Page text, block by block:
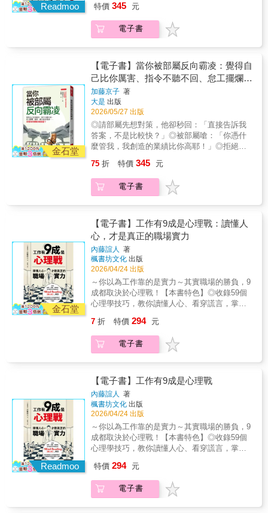
判、日常生活的溝通腳本，帶你從「憑著直覺
聽」升級為「有意識解讀」對方的訊號，幫助
你跨圈破局，放大人生格局。‧6大AI賦能：善用
通，到動態話題。讓科技去處理繁瑣數據，而
你只需專注在人與人之間的深刻共鳴。全書從
「訊息交換、個人價值、終身成長」三大層
面，逐步拆解經營高價值人脈的底層邏輯，帶
領你聽懂貴人的信任訊號、構建無可替代的自
我價值；並結合AI賦能升級人際互動，幫助你
從泛泛之交，到打造互利共享的高價值人脈
網。誰適合讀這本書？• 內向者：想認識人卻始
終卡在客套寒暄裡，運用「訊息三層法」打入
核心圈。• 業務人：通訊錄裡上千人卻不知找誰
者：擔心過度連結會造成冒犯？善用「對等連
結」技術，建立緊密合作。★各界有力推薦★
我親身經驗印證了本書最核心的精神：「連結
認識更多人，而是成就更多人。更重要的是，
人脈經營既非天賦亦不是等待貴人提攜，而是
一門可以依循本書的理論與實戰引導，學習並
提升個人競爭力的方法學。── 尤子彥 / 大店長
創辦人本書不單只是講觀念與心法，還加入實
戰導引的練習，我覺得非常接地氣，讓讀者可
以試著寫下心中的看法，這是有用的練習。多
認識有價值的人，不僅可以豐富我們的人生，
完成不可能的任務。── 吳家德 / NU PASTA &
薦：尤子彥｜大店長讀書會創辦人 /
Podcast《大店長晨會》主持人吳家德｜NU
PASTA & 天利食堂總經理 / 職場勵志暢銷作家
范永銀｜頂尖企業銷售培訓教練 / MEDDIC銷
售顧問解世博｜超業講師 / 銷售專家 /
Podcast《銷幫》幫主
史，破解一般人對內向者的既定印象與框架。
擊」別讓迷思成為綑綁你的框架迷思1：內向者
保守膽小→內向者並非不敢冒險，對於自己認
同的事物，會用相對低調的方式展現十足的勇
氣。迷思2：內向者不擅長團隊合作→內向者擅
長傾聽別人的意見、不喜歡鋒芒外露、注重和
諧，通常是團隊合作中的好咖。迷思3：人人都
該跨出舒適圈→與其逼迫自己嘗試或挑戰每件
事，按照自己的步調，穩健但紮實地擴大守備
區對內向者更有效。不好意思開口、無法用力
行銷自己時，你可以這樣做！TIPS 1：克服新
職場、新文化的壓力，先從交一個朋友開始。
TIPS 2：按照預備好的內容逐項討論，有助於
分配自己的能量，或利用隨身小物，創造「受
保護」的感覺。TIPS 4：學習優雅地自賣自
誇，像是加些自我調侃，讓聽者愉悅地接受。
TIPS 5：開會時先練習說出想法，再要求言之
內作者撰寫、討論內向工作者的書籍▲收錄簡
易版MBTI 職業性向測驗、提出職場各狀況的應
對之道▲跨文化、跨領域職場經驗談，破解六
大內向者迷思▲脫下迎合社會期望的包袱，發
揮特質，你也能夠成為職場佼佼者
Readmoo
絡，連指示也不理。◎明明是指導與指正，對
方卻指控：「都是因為你，害我去看身心
科！」如果以上狀況讓你點頭不斷，小心！你
80年傳統的出版單位──日本能率協會管理中心
出版。作者加藤京子在人才培育與組織管理領
域，有超過20年的經驗；至今已輔導2萬名主管
培育部屬，現為研修講師與人才評鑑首席顧
問。根據政府調查：在日本，「遭受部屬反向
霸凌」的主管近年增加了三倍，但有六成男性
主管、四成以上女性主管選擇不吭聲。為什
麼？因為多數反向霸凌狀況，難以認定事實，
而且一旦向公司反應，很容易被視為無能、不
中用、不會帶人的管理者。本書就是專為那些
緒自己吞、爛事自己扛的主管所寫。霸凌，不
一定是上對下，當主管遇到反向霸凌，如何反
擊、保存證據？◎對方情緒大爆走，怎麼回
跟你辯到「贏」，非要證明自己是對的、有理
的。有人自認名校出身非常優秀，把建議當多
餘。還有心理操控型、群體施壓型、缺乏自覺
型、被害妄想型，面對這些怪物部屬，該怎麼
對付？‧別再說：「算了，忍耐一下就好了。」
你講A，他卻一直想講B？對方情緒激動、越講
越偏時，你得拉回：「你說得有道理，然而這
部分還有一些細節須進一步釐清。」說話開頭
對立。◎當部屬無法依指令做事‧當部屬回你：
先自己思考！」部屬只會覺得你故意整他。先
給提示：「你先試這部分，不清楚的地方，我
們再一起研究。」別馬上給答案，學電玩公司
怎麼設計打遊戲，讓部屬「越做越想贏」。‧面
對資深部屬的霸凌不必以主管之姿壓住對方，
而是向他尋求幫忙──先抬舉他一下、再詢問：
「對年輕同事，你會怎麼建議？」最後請他出
手（別只動嘴），當他開始出力，自然願意配
合。‧能力比自己優秀的人，怎麼帶？部屬嗆：
「我的業績比你高吧？」、「你連怎麼用AI都
不知道？」不須急著證明自己比較厲害，而是
把位置說清楚：「主管（我）是依公司方針進
行指導與決策，不是憑我個人能力高低。」當
反向霸凌的情況已嚴重到自己無法應對，先保
留紀錄與證據，讓第三方知道「事實」。那
麼，該記什麼、怎麼記，才對自己最有利？你
特價 345 元
電子書
金石堂
【電子書】當你被部屬反向霸凌：覺得自
己比你厲害、指令不聽不回、怠工擺爛、
愛辯、網上匿名毀謗⋯⋯主管如何應對與
領導？
加藤京子 著
大是 出版
2026/05/27 出版
◎請部屬先想對策，他卻秒回：「直接告訴我
答案，不是比較快？」◎被部屬嗆：「你憑什
麼管我，我創造的業績比你高耶！」◎拒絕部
絡，連指示也不理。◎明明是指導與指正，對
方卻指控：「都是因為你，害我去看身心
科！」如果以上狀況讓你點頭不斷，小心！你
80年傳統的出版單位──日本能率協會管理中心
出版。作者加藤京子在人才培育與組織管理領
域，有超過20年的經驗；至今已輔導2萬名主管
培育部屬，現為研修講師與人才評鑑首席顧
問。根據政府調查：在日本，「遭受部屬反向
霸凌」的主管近年增加了三倍，但有六成男性
主管、四成以上女性主管選擇不吭聲。為什
麼？因為多數反向霸凌狀況，難以認定事實，
而且一旦向公司反應，很容易被視為無能、不
中用、不會帶人的管理者。本書就是專為那些
緒自己吞、爛事自己扛的主管所寫。霸凌，不
一定是上對下，當主管遇到反向霸凌，如何反
擊、保存證據？◎對方情緒大爆走，怎麼回
跟你辯到「贏」，非要證明自己是對的、有理
的。有人自認名校出身非常優秀，把建議當多
餘。還有心理操控型、群體施壓型、缺乏自覺
型、被害妄想型，面對這些怪物部屬，該怎麼
對付？‧別再說：「算了，忍耐一下就好了。」
你講A，他卻一直想講B？對方情緒激動、越講
越偏時，你得拉回：「你說得有道理，然而這
別用「但是」、「不對」，這會導致對話變成
對立。◎當部屬無法依指令做事‧當部屬回你：
「可以直接告訴我答案嗎？」光糾正他：「請
75 折 特價 345 元
電子書
金石堂
【電子書】工作有9成是心理戰：讀懂人
心，才是真正的職場實力
內藤誼人
著
楓書坊文化 出版
2026/04/24 出版
～你以為工作靠的是實力～其實職場的勝負，9
成都取決於心理戰！【本書特色】◎收錄59個
心理學技巧，教你讀懂人心、看穿謊言，掌握
果，從表情、動作與對話中解析人際互動的真
實心理！◎拆解工作與人際互動中的心理戰，
找出最常見的溝通盲點與心理陷阱！為什麼有
力，而在於是否能「讀懂對方的心理」。《工
作有9成是心理戰》結合心理學研究與職場觀
察，揭開人際互動背後的心理法則，教你看懂
表情、動作與語氣中的訊號，掌握與人互動的
關鍵時機。書中整理多種能在職場中立即運用
的讀心技巧，例如：・如何從細微反應，看出
對方是否在隱瞞或說謊・如何透過表情與動
作，判斷對方的心理狀態・面對不同類型的
人，該用什麼方式溝通・如何在關鍵時刻留下
卻關鍵的心理線索，你將能更精準地理解他人
的想法與情緒，在溝通、合作與決策中掌握主
動權。讀懂心理，也讀懂職場互動的真正規
7 折 特價 294 元
電子書
Readmoo
【電子書】工作有9成是心理戰
內藤誼人
著
楓書坊文化 出版
2026/04/24 出版
～你以為工作靠的是實力～其實職場的勝負，9
成都取決於心理戰！【本書特色】◎收錄59個
心理學技巧，教你讀懂人心、看穿謊言，掌握
果，從表情、動作與對話中解析人際互動的真
實心理！◎拆解工作與人際互動中的心理戰，
找出最常見的溝通盲點與心理陷阱！為什麼有
特價 294 元
電子書